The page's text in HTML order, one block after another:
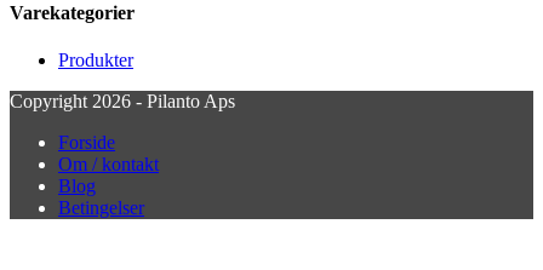
Varekategorier
Produkter
Copyright 2026 - Pilanto Aps
Forside
Om / kontakt
Blog
Betingelser